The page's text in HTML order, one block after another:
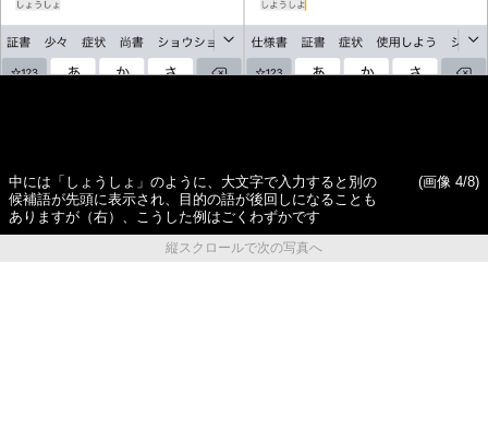
中には「しょうしょ」のように、大文字で入力すると別の
候補語が先頭に表示され、目的の語が後回しになることも
ありますが（右）、こうした例はごくわずかです
(画像 4/8)
縦スクロールで次の写真へ